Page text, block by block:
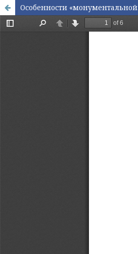
Особенности